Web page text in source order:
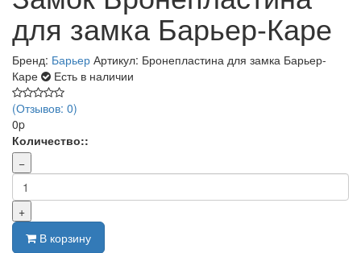
для замка Барьер-Каре
Бренд: Барьер Артикул: Бронепластина для замка Барьер-
Каре
Есть в наличии
(Отзывов: 0)
0p
Количество::
−
+
В корзину